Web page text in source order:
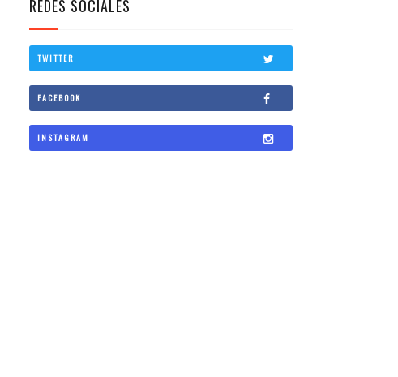
REDES SOCIALES
TWITTER
FACEBOOK
INSTAGRAM